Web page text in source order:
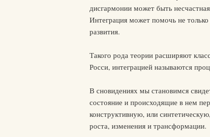
дисгармонии может быть
Интеграция может помочь не
развития.
Такого рода теории расширяют
Росси, интеграцией называются
В сновидениях мы становимся
состояние и происходящие в нем
конструктивную, или
роста, изменения и трансформации.